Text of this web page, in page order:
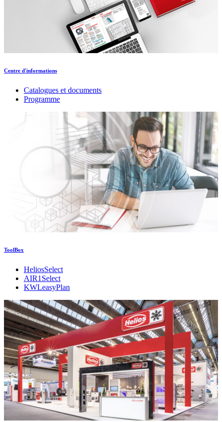
Centre d'informations
Catalogues et documents
Programme
ToolBox
HeliosSelect
AIR1Select
KWLeasyPlan